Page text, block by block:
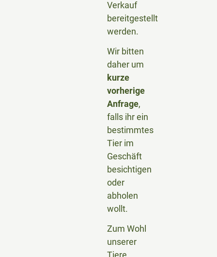
Verkauf
bereitgestellt
werden.
Wir bitten
daher um
kurze
vorherige
Anfrage,
falls ihr ein
bestimmtes
Tier im
Geschäft
besichtigen
oder
abholen
wollt.
Zum Wohl
unserer